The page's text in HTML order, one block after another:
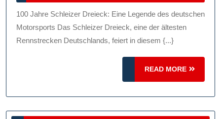
Eine
Legende
Des
Deutschen
Motorsports
2025
100 Jahre Schleizer Dreieck: Eine Legende des deutschen
Motorsports Das Schleizer Dreieck, eine der ältesten
Rennstrecken Deutschlands, feiert in diesem {...}
READ MORE
READ
MORE